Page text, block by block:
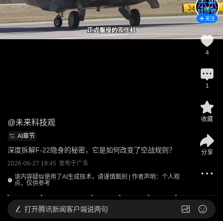
@未来科技观
AI章节
深度拆解F-22隐身的秘密，它是如何改变了空战规则？
2026-06-27 19:45 发布于广东
该内容疑似使用了AI生成技术，请谨慎甄别 | 作者声明：个人观
点，仅供参考
关注
4
1
收藏
分享
打开腾讯新闻客户端说两句